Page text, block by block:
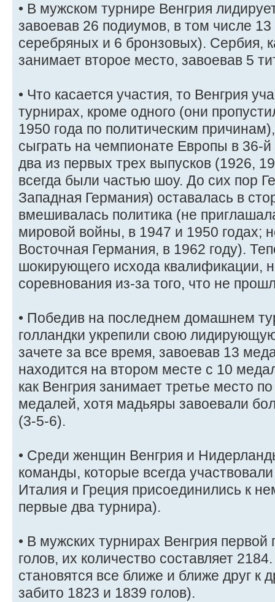
• В мужском турнире Венгрия
завоевав 26 подиумов, в том числе
серебряных и 6 бронзовых). Сербия,
занимает второе место, завоевав 5
• Что касается участия, то Венгрия
турнирах, кроме одного (они
1950 года по политическим
сыграть на чемпионате Европы в 36-
два из первых трех выпусков (1926,
всегда были частью шоу. До сих пор
Западная Германия) оставалась в
вмешивалась политика (не
мировой войны, в 1947 и 1950 годах;
Восточная Германия, в 1962 году).
шокирующего исхода квалификации,
соревнования из-за того, что не
• Победив на последнем домашнем
голландки укрепили свою
зачете за все время, завоевав 13
находится на втором месте с 10
как Венгрия занимает третье место
медалей, хотя мадьяры завоевали
(3-5-6).
• Среди женщин Венгрия и
команды, которые всегда
Италия и Греция присоединились к
первые два турнира).
• В мужских турнирах Венгрия
голов, их количество составляет
становятся все ближе и ближе друг к
забито 1823 и 1839 голов).